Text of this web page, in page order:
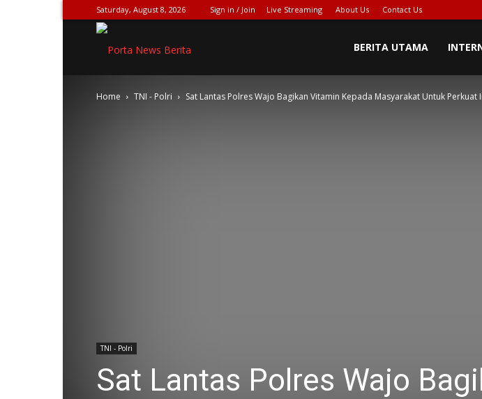
Saturday, August 8, 2026 Sign in / Join Live Streaming About Us Contact Us
NEWS[DOT]COM
BERITA UTAMA
Home TNI - Polri Sat Lantas Polres Wajo Bagikan Vitamin Kepada Masyarakat Untuk Perkuat
TNI - Polri
Sat Lantas Polres Wajo